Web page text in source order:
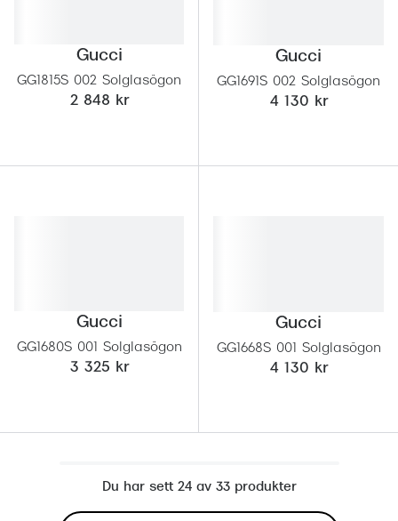
Gucci
GG1815S 002 Solglasögon
2 848 kr
Gucci
GG1691S 002 Solglasögon
4 130 kr
Gucci
GG1680S 001 Solglasögon
3 325 kr
Gucci
GG1668S 001 Solglasögon
4 130 kr
Du har sett 24 av 33 produkter